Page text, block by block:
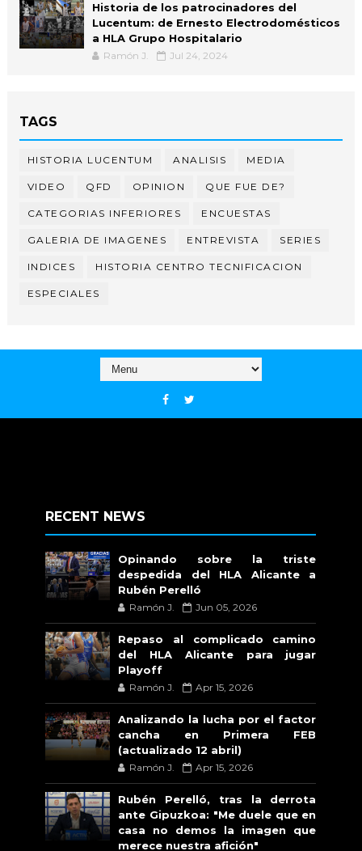
Historia de los patrocinadores del
Lucentum: de Ernesto Electrodomésticos
a HLA Grupo Hospitalario
Ramón J. Jul 24, 2024
TAGS
HISTORIA LUCENTUM ANALISIS MEDIA
VIDEO QFD OPINION QUE FUE DE?
CATEGORIAS INFERIORES ENCUESTAS
GALERIA DE IMAGENES ENTREVISTA SERIES
INDICES HISTORIA CENTRO TECNIFICACION
ESPECIALES
RECENT NEWS
Opinando sobre la triste
despedida del HLA Alicante a
Rubén Perelló
Ramón J. Jun 05, 2026
Repaso al complicado camino
del HLA Alicante para jugar
Playoff
Ramón J. Apr 15, 2026
Analizando la lucha por el factor
cancha en Primera FEB
(actualizado 12 abril)
Ramón J. Apr 15, 2026
Rubén Perelló, tras la derrota
ante Gipuzkoa: "Me duele que en
casa no demos la imagen que
merece nuestra afición"